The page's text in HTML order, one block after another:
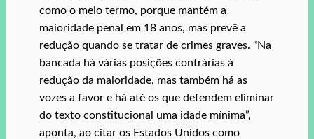
como o meio termo, porque mantém a
maioridade penal em 18 anos, mas prevê a
redução quando se tratar de crimes graves. “Na
bancada há várias posições contrárias à
redução da maioridade, mas também há as
vozes a favor e há até os que defendem eliminar
do texto constitucional uma idade mínima”,
aponta, ao citar os Estados Unidos como